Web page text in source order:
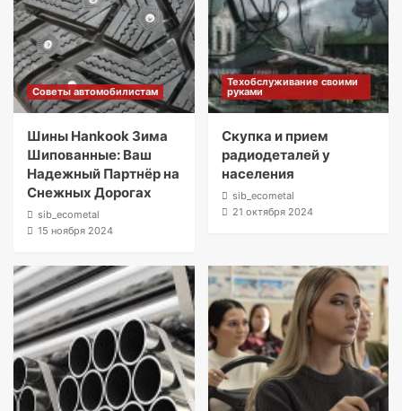
Советы автомобилистам
Шины Hankook Зима
Шипованные: Ваш
Надежный Партнёр на
Снежных Дорогах
sib_ecometal
15 ноября 2024
Техобслуживание своими
руками
Скупка и прием
радиодеталей у
населения
sib_ecometal
21 октября 2024